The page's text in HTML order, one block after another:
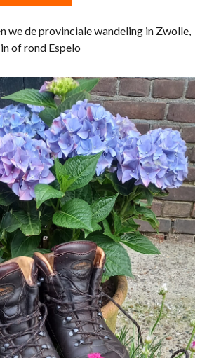
we de provinciale wandeling in Zwolle,
of rond Espelo